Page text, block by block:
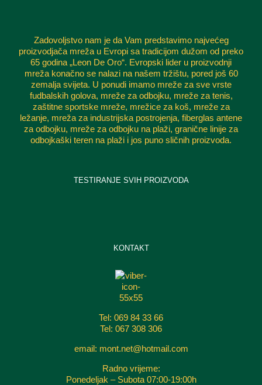
Zadovoljstvo nam je da Vam predstavimo najvećeg
proizvodjača mreža u Evropi sa tradicijom dužom od preko
65 godina „Leon De Oro“. Evropski lider u proizvodnji
mreža konačno se nalazi na našem tržištu, pored još 60
zemalja svijeta. U ponudi imamo mreže za sve vrste
fudbalskih golova, mreže za odbojku, mreže za tenis,
zaštitne sportske mreže, mrežice za koš, mreže za
ležanje, mreža za industrijska postrojenja, fiberglas antene
za odbojku, mreže za odbojku na plaži, granične linije za
odbojkaški teren na plaži i jos puno sličnih proizvoda.
TESTIRANJE SVIH PROIZVODA
KONTAKT
Tel: 069 84 33 66
Tel: 067 308 306
email: mont.net@hotmail.com
Radno vrijeme:
Ponedeljak – Subota 07:00-19:00h